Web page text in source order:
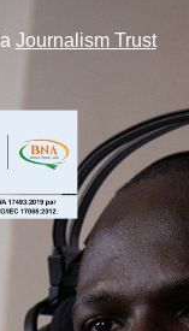
Journalism Trust